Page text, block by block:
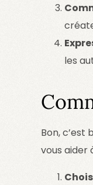
les
Bon,
vous aider